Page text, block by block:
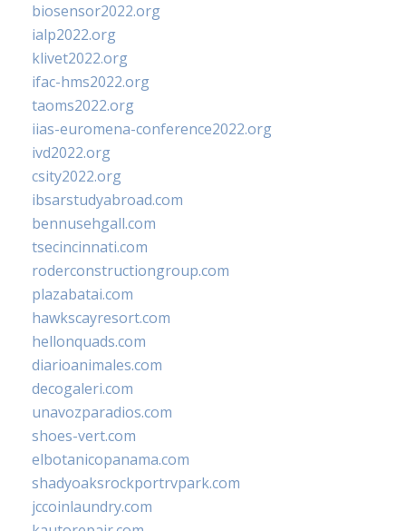
biosensor2022.org
ialp2022.org
klivet2022.org
ifac-hms2022.org
taoms2022.org
iias-euromena-conference2022.org
ivd2022.org
csity2022.org
ibsarstudyabroad.com
bennusehgall.com
tsecincinnati.com
roderconstructiongroup.com
plazabatai.com
hawkscayresort.com
hellonquads.com
diarioanimales.com
decogaleri.com
unavozparadios.com
shoes-vert.com
elbotanicopanama.com
shadyoaksrockportrvpark.com
jccoinlaundry.com